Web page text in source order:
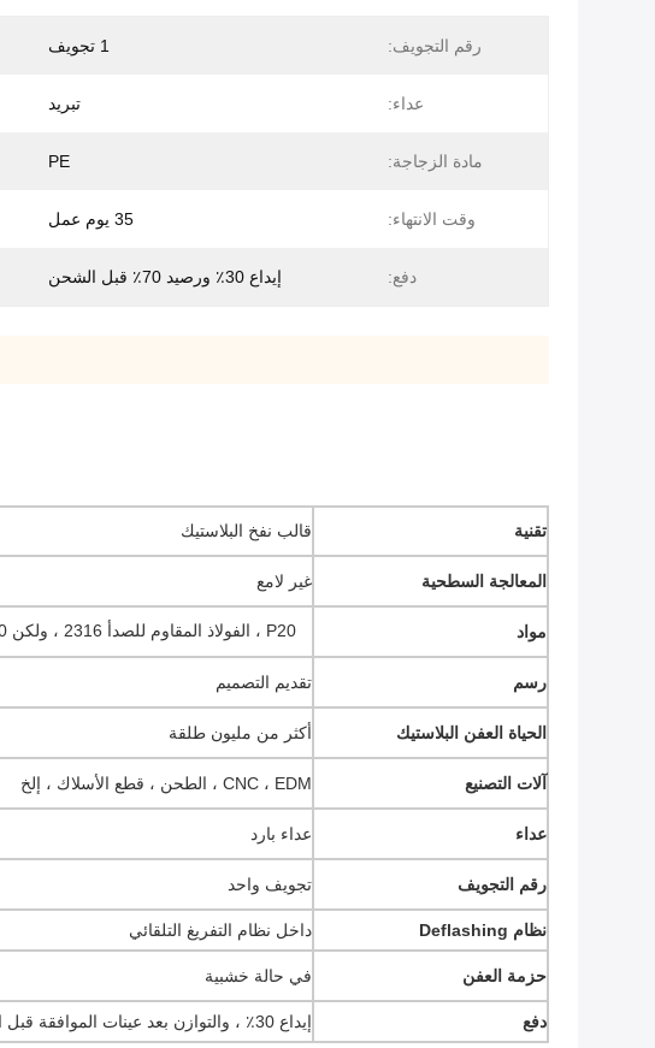
رقم التجويف: 1 تجويف
عداء: تبريد
مادة الزجاجة: PE
وقت الانتهاء: 35 يوم عمل
دفع: إيداع 30٪ ورصيد 70٪ قبل الشحن
تقنية قالب نفخ البلاستيك
المعالجة السطحية غير لامع
مواد P20 ، الفولاذ المقاوم للصدأ 2316 ، ولكن S136 ، P20 والشب اختياري
رسم تقديم التصميم
الحياة العفن البلاستيك أكثر من مليون طلقة
آلات التصنيع CNC ، EDM ، الطحن ، قطع الأسلاك ، إلخ
عداء عداء بارد
رقم التجويف تجويف واحد
نظام Deflashing داخل نظام التفريغ التلقائي
حزمة العفن في حالة خشبية
دفع إيداع 30٪ ، والتوازن بعد عينات الموافقة قبل الشحن